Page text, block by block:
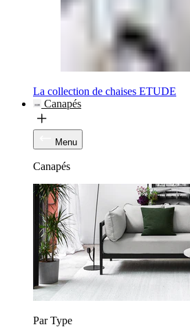
La collection de chaises ETUDE
Canapés
Menu
Canapés
Par Type